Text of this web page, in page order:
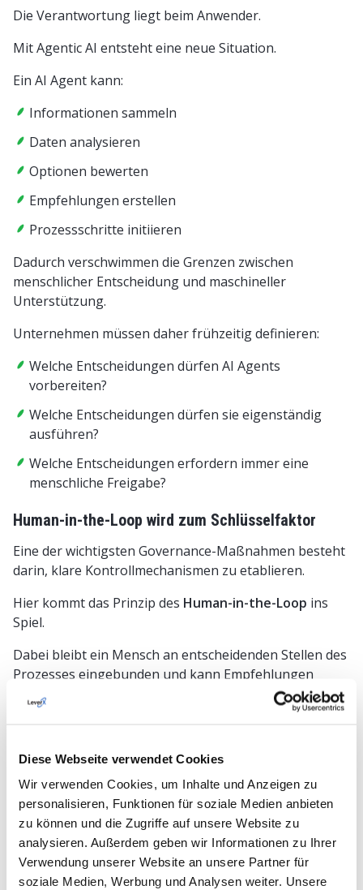
Diese Webseite verwendet Cookies
Wir verwenden Cookies, um Inhalte und Anzeigen zu
personalisieren, Funktionen für soziale Medien anbieten
zu können und die Zugriffe auf unsere Website zu
analysieren. Außerdem geben wir Informationen zu Ihrer
Verwendung unserer Website an unsere Partner für
soziale Medien, Werbung und Analysen weiter. Unsere
Die Verantwortung liegt beim Anwender.
Mit Agentic AI entsteht eine neue Situation.
Ein AI Agent kann:
Informationen sammeln
Daten analysieren
Optionen bewerten
Empfehlungen erstellen
Prozessschritte initiieren
Dadurch verschwimmen die Grenzen zwischen
menschlicher Entscheidung und maschineller
Unterstützung.
Unternehmen müssen daher frühzeitig definieren:
Welche Entscheidungen dürfen AI Agents
vorbereiten?
Welche Entscheidungen dürfen sie eigenständig
ausführen?
Welche Entscheidungen erfordern immer eine
menschliche Freigabe?
Human-in-the-Loop wird zum Schlüsselfaktor
Eine der wichtigsten Governance-Maßnahmen besteht
darin, klare Kontrollmechanismen zu etablieren.
Hier kommt das Prinzip des Human-in-the-Loop ins
Spiel.
Dabei bleibt ein Mensch an entscheidenden Stellen des
Prozesses eingebunden und kann Empfehlungen
überprüfen, bestätigen oder ablehnen.
Die Freigabe einer Reisekostenabrechnung stellt
andere Anforderungen als eine
Beschaffungsentscheidung mit hohem
Einkaufsvolumen oder eine Änderung kritischer
Produktionsparameter.